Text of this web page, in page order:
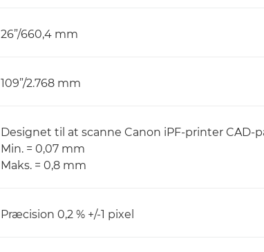
26”/660,4 mm
109”/2.768 mm
Designet til at scanne Canon iPF-printer CAD-
Min. = 0,07 mm
Maks. = 0,8 mm
Præcision 0,2 % +/-1 pixel